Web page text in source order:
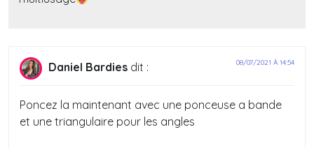
Daniel Bardies dit : 08/07/2021 À 14:54
Poncez la maintenant avec une ponceuse a bande
et une triangulaire pour les angles